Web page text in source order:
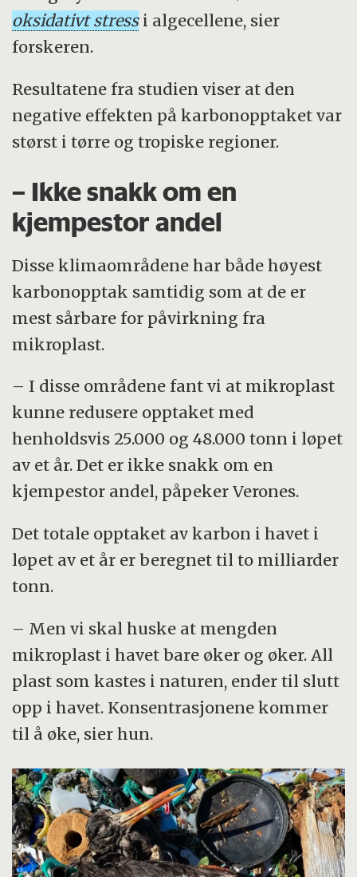
oksidativt stressi algecellene, sier
forskeren.
Resultatene fra studien viser at den
negative effekten på karbonopptaket var
størst i tørre og tropiske regioner.
– Ikke snakk om en
kjempestor andel
Disse klimaområdene har både høyest
karbonopptak samtidig som at de er
mest sårbare for påvirkning fra
mikroplast.
– I disse områdene fant vi at mikroplast
kunne redusere opptaket med
henholdsvis 25.000 og 48.000 tonn i løpet
av et år. Det er ikke snakk om en
kjempestor andel, påpeker Verones.
Det totale opptaket av karbon i havet i
løpet av et år er beregnet til to milliarder
tonn.
– Men vi skal huske at mengden
mikroplast i havet bare øker og øker. All
plast som kastes i naturen, ender til slutt
opp i havet. Konsentrasjonene kommer
til å øke, sier hun.